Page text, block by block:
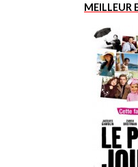
MEILLEUR